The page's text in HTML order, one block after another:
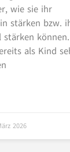
wie sie ihr
stärken bzw.
als Kind
2026